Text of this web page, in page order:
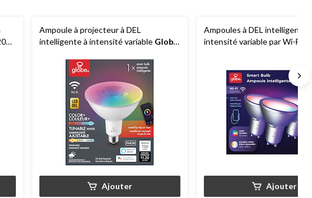
Ampoule à projecteur à DEL
intelligente à intensité variable Globe
couleur/luminosité ajustable
Ajouter
Ampoules à DEL
intensité variable par Wi-Fi
Ajouter